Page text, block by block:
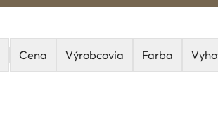
Cena Výrobcovia Farba